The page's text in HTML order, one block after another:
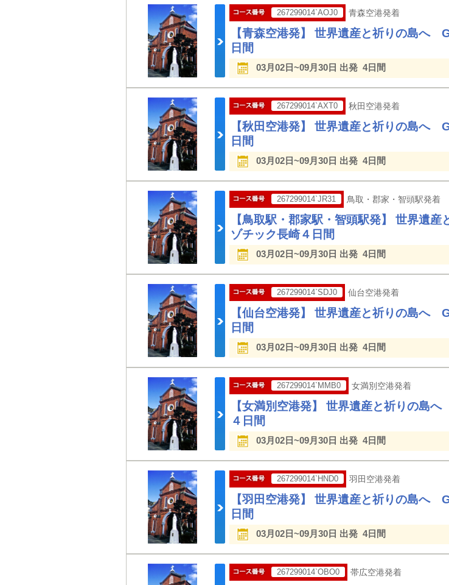
267299014`AOJ0 青森空港発着
【青森空港発】 世界遺産と祈りの島へ
日間
03月02日~09月30日 出発 4日間
267299014`AXT0 秋田空港発着
【秋田空港発】 世界遺産と祈りの島へ
日間
03月02日~09月30日 出発 4日間
267299014`JR31 鳥取・郡家・智頭駅発着
【鳥取駅・郡家駅・智頭駅発】 世界遺
ゾチック長崎４日間
03月02日~09月30日 出発 4日間
267299014`SDJ0 仙台空港発着
【仙台空港発】 世界遺産と祈りの島へ
日間
03月02日~09月30日 出発 4日間
267299014`MMB0 女満別空港発着
【女満別空港発】 世界遺産と祈りの島
４日間
03月02日~09月30日 出発 4日間
267299014`HND0 羽田空港発着
【羽田空港発】 世界遺産と祈りの島へ
日間
03月02日~09月30日 出発 4日間
267299014`OBO0 帯広空港発着